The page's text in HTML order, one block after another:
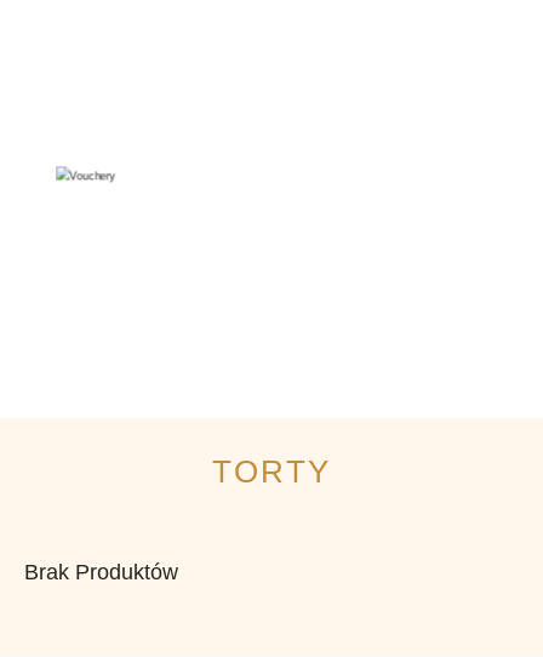
TORTY
Brak Produktów